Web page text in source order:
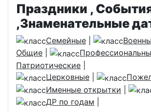
Праздники ,
,Знаменательные
Семейные
Общие
Патриотические
Церковные
Именные открытки
ДР по годам